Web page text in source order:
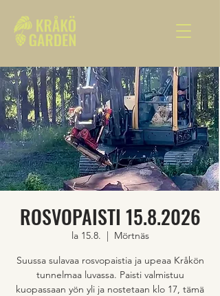
ROSVOPAISTI 15.8.2026
la 15.8.
  |
Mörtnäs
Suussa sulavaa rosvopaistia ja upeaa Kråkön
tunnelmaa luvassa. Paisti valmistuu
kuopassaan yön yli ja nostetaan klo 17, tämä